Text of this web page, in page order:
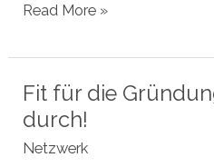
Unternehmens-
erfolgreich
meistern
Zwei
Sichtweisen,
Read More »
Fit für die
durch!
Netzwerk